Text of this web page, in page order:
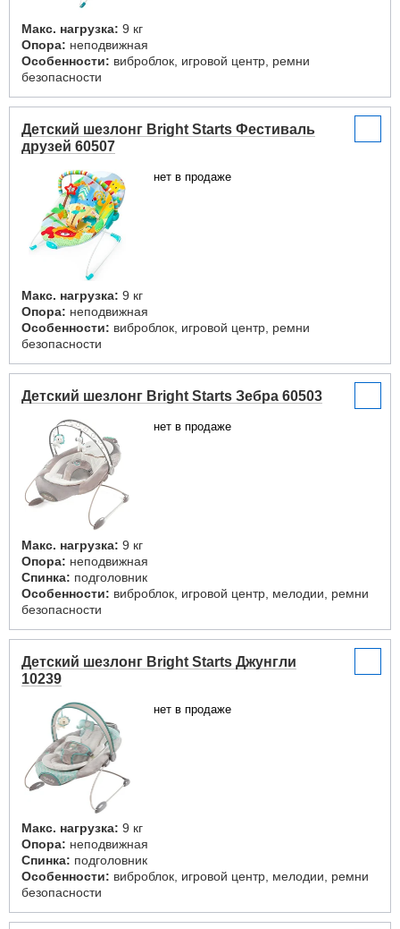
Макс. нагрузка: 9 кг
Опора: неподвижная
Особенности: виброблок, игровой центр, ремни
безопасности
Детский шезлонг Bright Starts Фестиваль
друзей 60507
нет в продаже
Макс. нагрузка: 9 кг
Опора: неподвижная
Особенности: виброблок, игровой центр, ремни
безопасности
Детский шезлонг Bright Starts Зебра 60503
нет в продаже
Макс. нагрузка: 9 кг
Опора: неподвижная
Спинка: подголовник
Особенности: виброблок, игровой центр, мелодии, ремни
безопасности
Детский шезлонг Bright Starts Джунгли
10239
нет в продаже
Макс. нагрузка: 9 кг
Опора: неподвижная
Спинка: подголовник
Особенности: виброблок, игровой центр, мелодии, ремни
безопасности